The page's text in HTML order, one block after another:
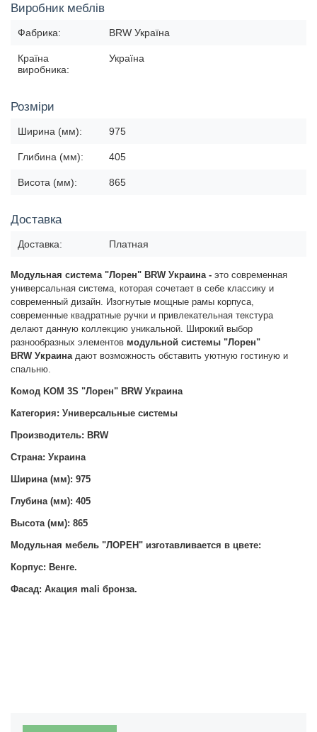
Виробник меблів
Фабрика: BRW Україна
Країна
виробника:
Україна
Розміри
Ширина (мм): 975
Глибина (мм): 405
Висота (мм): 865
Доставка
Доставка: Платная
Модульная система "Лорен" BRW Украина - это современная
универсальная система, которая сочетает в себе классику и
современный дизайн. Изогнутые мощные рамы корпуса,
современные квадратные ручки и привлекательная текстура
делают данную коллекцию уникальной. Широкий выбор
разнообразных элементов модульной системы "Лорен"
BRW Украина дают возможность обставить уютную гостиную и
спальню.
Комод KOM 3S "Лорен" BRW Украина
Категория: Универсальные системы
Производитель: BRW
Страна: Украина
Ширина (мм): 975
Глубина (мм): 405
Высота (мм): 865
Модульная мебель "ЛОРЕН" изготавливается в цвете:
Корпус: Венге.
Фасад: Акация mali бронза.